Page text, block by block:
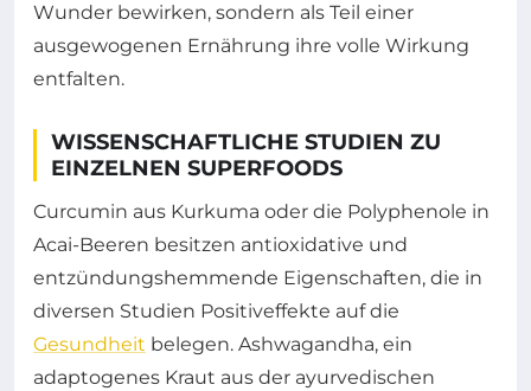
Wunder bewirken, sondern als Teil einer
ausgewogenen Ernährung ihre volle Wirkung
entfalten.
WISSENSCHAFTLICHE STUDIEN ZU
EINZELNEN SUPERFOODS
Curcumin aus Kurkuma oder die Polyphenole in
Acai-Beeren besitzen antioxidative und
entzündungshemmende Eigenschaften, die in
diversen Studien Positiveffekte auf die
Gesundheit belegen. Ashwagandha, ein
adaptogenes Kraut aus der ayurvedischen